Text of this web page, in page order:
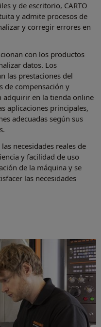
y de escritorio, CARTO
y admite procesos de
y corregir errores en
con los productos
datos. Los
las prestaciones del
de compensación y
adquirir en la tienda online
aplicaciones principales,
adecuadas según sus
necesidades reales de
y facilidad de uso
de la máquina y se
las necesidades